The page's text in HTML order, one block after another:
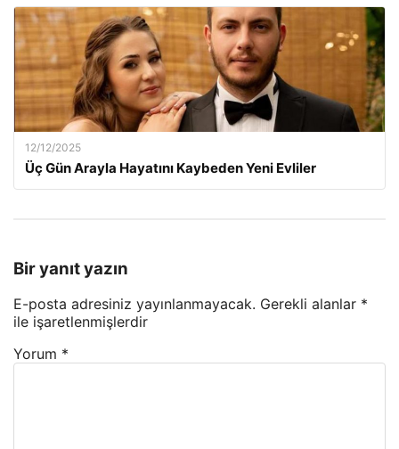
12/12/2025
Üç Gün Arayla Hayatını Kaybeden Yeni Evliler
Bir yanıt yazın
E-posta adresiniz yayınlanmayacak. Gerekli alanlar *
ile işaretlenmişlerdir
Yorum *